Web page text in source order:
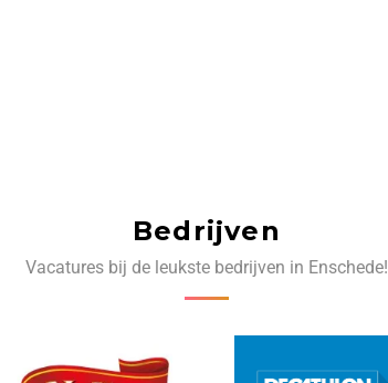
Bedrijven
Vacatures bij de leukste bedrijven in Enschede!